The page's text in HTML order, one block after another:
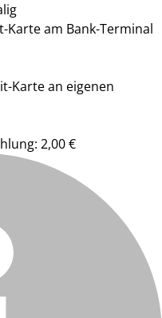
Karte am Bank-Terminal
Karte an eigenen
2,00 €